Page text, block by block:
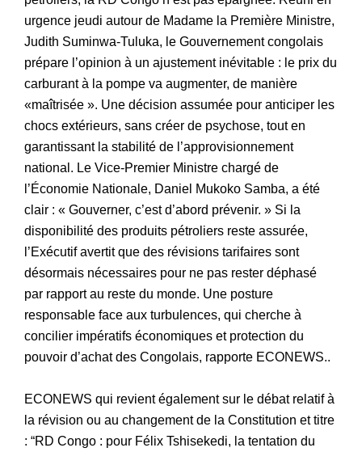
urgence jeudi autour de Madame la Première Ministre,
Judith Suminwa-Tuluka, le Gouvernement congolais
prépare l’opinion à un ajustement inévitable : le prix du
carburant à la pompe va augmenter, de manière
«maîtrisée ». Une décision assumée pour anticiper les
chocs extérieurs, sans créer de psychose, tout en
garantissant la stabilité de l’approvisionnement
national. Le Vice-Premier Ministre chargé de
l’Économie Nationale, Daniel Mukoko Samba, a été
clair : « Gouverner, c’est d’abord prévenir. » Si la
disponibilité des produits pétroliers reste assurée,
l’Exécutif avertit que des révisions tarifaires sont
désormais nécessaires pour ne pas rester déphasé
par rapport au reste du monde. Une posture
responsable face aux turbulences, qui cherche à
concilier impératifs économiques et protection du
pouvoir d’achat des Congolais, rapporte ECONEWS..
ECONEWS qui revient également sur le débat relatif à
la révision ou au changement de la Constitution et titre
: “RD Congo : pour Félix Tshisekedi, la tentation du